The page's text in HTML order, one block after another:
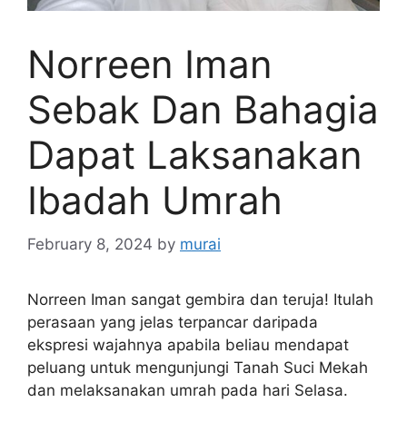
Norreen Iman
Sebak Dan Bahagia
Dapat Laksanakan
Ibadah Umrah
February 8, 2024 by murai
Norreen Iman sangat gembira dan teruja! Itulah
perasaan yang jelas terpancar daripada
ekspresi wajahnya apabila beliau mendapat
peluang untuk mengunjungi Tanah Suci Mekah
dan melaksanakan umrah pada hari Selasa.